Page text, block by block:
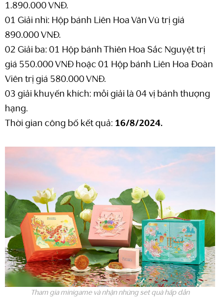
1.890.000 VNĐ.
01 Giải nhì: Hộp bánh Liên Hoa Vân Vũ trị giá
890.000 VNĐ.
02 Giải ba: 01 Hộp bánh Thiên Hoa Sắc Nguyệt trị
giá 550.000 VNĐ hoặc 01 Hộp bánh Liên Hoa Đoàn
Viên trị giá 580.000 VNĐ.
03 giải khuyến khích: mỗi giải là 04 vị bánh thượng
hạng.
Thời gian công bố kết quả: 16/8/2024.
Tham gia minigame và nhận những set quà hấp dẫn